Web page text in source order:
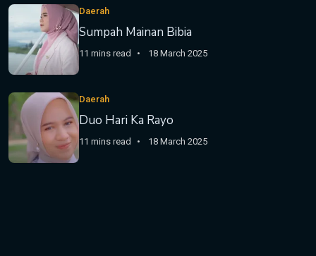
Daerah
Sumpah Mainan Bibia
11 mins read 18 March 2025
Daerah
Duo Hari Ka Rayo
11 mins read 18 March 2025